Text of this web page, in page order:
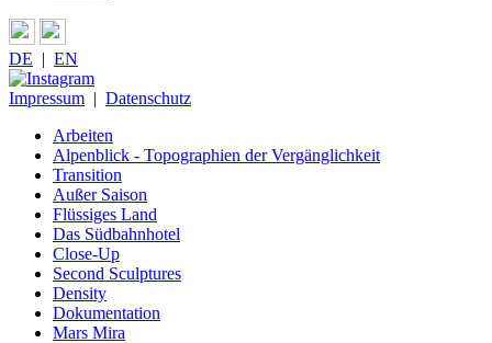
DE | EN
Impressum | Datenschutz
Arbeiten
Alpenblick - Topographien der Vergänglichkeit
Transition
Außer Saison
Flüssiges Land
Das Südbahnhotel
Close-Up
Second Sculptures
Density
Dokumentation
Mars Mira